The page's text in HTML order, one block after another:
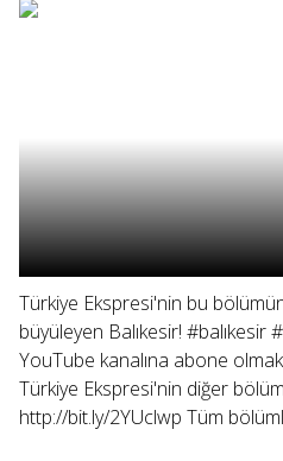
Türkiye Ekspresi'nin bu
büyüleyen Balıkesir!
YouTube kanalına abone
Türkiye Ekspresi'nin diğer
http://bit.ly/2YUclwp Tüm